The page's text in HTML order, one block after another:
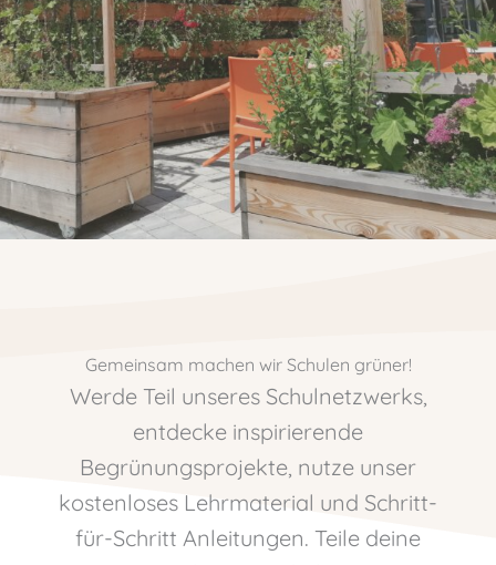
Gemeinsam machen wir Schulen grüner!
Werde Teil unseres Schulnetzwerks,
entdecke inspirierende
Begrünungsprojekte, nutze unser
kostenloses Lehrmaterial und Schritt-
für-Schritt Anleitungen. Teile deine